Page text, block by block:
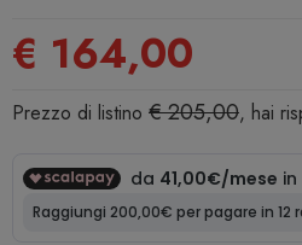
€ 164,00
Prezzo di listino € 205,00, hai